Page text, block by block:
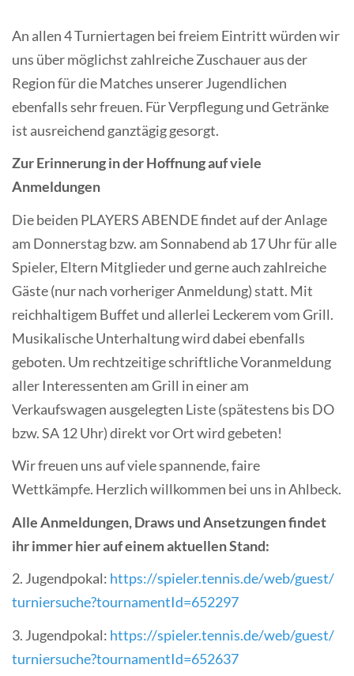
An allen 4 Turniertagen bei freiem Eintritt würden wir
uns über möglichst zahlreiche Zuschauer aus der
Region für die Matches unserer Jugendlichen
ebenfalls sehr freuen. Für Verpflegung und Getränke
ist ausreichend ganztägig gesorgt.
Zur Erinnerung in der Hoffnung auf viele
Anmeldungen
Die beiden PLAYERS ABENDE findet auf der Anlage
am Donnerstag bzw. am Sonnabend ab 17 Uhr für alle
Spieler, Eltern Mitglieder und gerne auch zahlreiche
Gäste (nur nach vorheriger Anmeldung) statt. Mit
reichhaltigem Buffet und allerlei Leckerem vom Grill.
Musikalische Unterhaltung wird dabei ebenfalls
geboten. Um rechtzeitige schriftliche Voranmeldung
aller Interessenten am Grill in einer am
Verkaufswagen ausgelegten Liste (spätestens bis DO
bzw. SA 12 Uhr) direkt vor Ort wird gebeten!
Wir freuen uns auf viele spannende, faire
Wettkämpfe. Herzlich willkommen bei uns in Ahlbeck.
Alle Anmeldungen, Draws und Ansetzungen findet
ihr immer hier auf einem aktuellen Stand:
2. Jugendpokal: https://spieler.tennis.de/web/guest/
turniersuche?tournamentId=652297
3. Jugendpokal: https://spieler.tennis.de/web/guest/
turniersuche?tournamentId=652637